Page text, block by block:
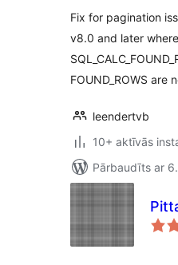
Fix for pagination
v8.0 and later where
FOUND_ROWS are
leendertvb
10+ aktīvās
Pārbaudīts ar